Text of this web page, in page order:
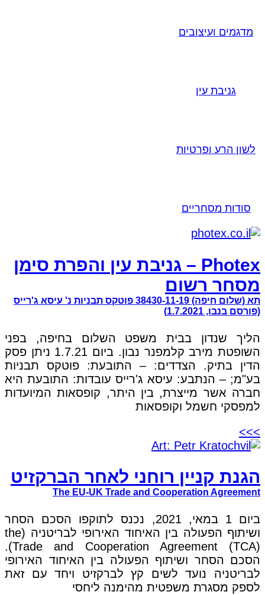
מדגמים ועיצובים
גניבת עין
לשון הרע ופרטיות
סודות מסחריים
Photex – גניבת עין והפרת סימן
מסחר רשום
תא (שלום חיפה) 38430-11-19 פוטקס תבניות נ' עיסא ג'רייס
(פורסם בנבו, 1.7.2021)
הליך שנדון בבית משפט השלום בחיפה, בפני
השופטת מירב קלמפנר נבון. ביום 1.7.21 ניתן פסק
הדין בתיק. הצדדים: – התובעת: פוטקס תבניות
בע"מ; – הנתבע: עיסא ג'רייס עובדות: התובעת היא
חברה אשר מייצרת, בין היתר, קופסאות המיועדות
למפסקי חשמל וקופסאות
>>>
הגנת קניין רוחני לאחר הברקזיט
The EU-UK Trade and Cooperation Agreement
ביום 1 במאי, 2021, נכנס לתוקפו הסכם הסחר
ושיתוף הפעולה בין האיחוד האירופי לבריטניה (the
Trade and Cooperation Agreement (TCA)).
הסכם הסחר ושיתוף הפעולה בין האיחוד האירופי
לבריטניה נועד לשים קץ לברקזיט ויחד עם זאת
לספק מסגרת משפטית מהימנה ליחסי